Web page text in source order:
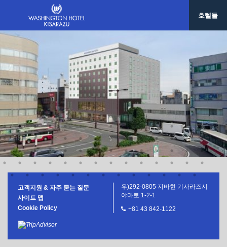
호텔들
고객지원 & 자주 묻는 질문
사이트 맵
Cookie Policy
우)292-0805 지바현 기사라즈시
야마토 1-2-1
+81 43 842-1122
호텔 그레이스 리 나하
호텔 그레이스리 서울
대만/타이페이
호텔 그레이스리 타이베이